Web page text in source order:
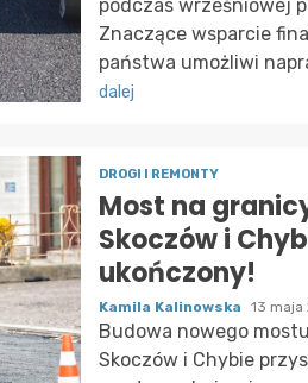
podczas wrześniowej
Znaczące wsparcie
państwa umożliwi
dalej
DROGI I REMONTY
Most na
Skoczów i
ukończony!
Kamila Kalinowska 13 maja
Budowa nowego
Skoczów i Chybie